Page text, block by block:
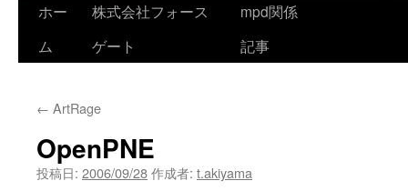
ホー
ム
株式会社フォース
ゲート
mpd関係
記事
← ArtRage
OpenPNE
投稿日: 2006/09/28作成者: t.akiyama